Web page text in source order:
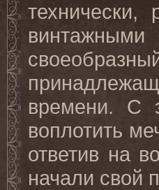
винтажными
времени. С
воплотить
ответив на
начали свой